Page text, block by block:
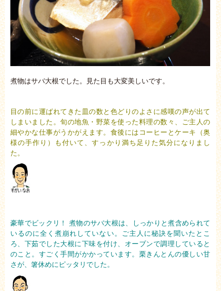
煮物はサバ大根でした。見た目も大変美しいです。
目の前に運ばれてきた皿の数と色どりのよさに感嘆の声が出て
しまいました。旬の地魚・野菜を使った料理の数々、ご主人の
細やかな仕事がうかがえます。食後にはコーヒーとケーキ（奥
様の手作り）も付いて、すっかり満ち足りた気分になりまし
た。
豪華でビックリ！ 煮物のサバ大根は、しっかりと煮含められて
いるのに全く煮崩れしていない。ご主人に秘訣を聞いたとこ
ろ、下茹でした大根に下味を付け、オーブンで調理していると
のこと。すごく手間がかかっています。栗きんとんの優しい甘
さが、箸休めにピッタリでした。